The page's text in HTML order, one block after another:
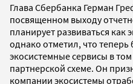
Глава Сбербанка Герман
посвященном выходу
планирует развиваться как
однако отметил, что теперь
экосистемные сервисы в
партнерской схеме. Он
компании экосистемы